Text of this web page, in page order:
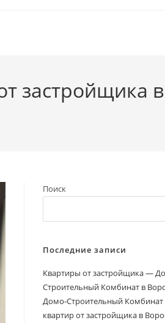
застройщика в
Поиск
Последние записи
Квартиры от застройщика —
Строительный Комбинат в
Домо‑Строительный
квартир от застройщика в